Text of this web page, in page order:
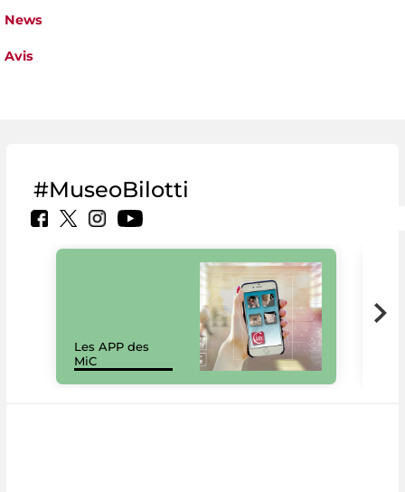
News
Avis
#MuseoBilotti
Les APP des
MiC